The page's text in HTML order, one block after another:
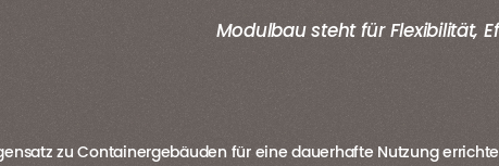
Modulbau steht für Flexibilität,
zu Containergebäuden für eine dauerhafte Nutzung